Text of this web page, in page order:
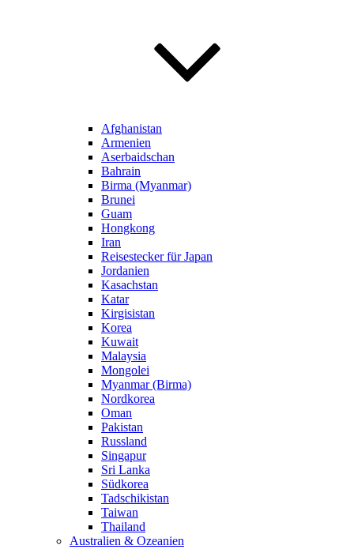
Afghanistan
Armenien
Aserbaidschan
Bahrain
Birma (Myanmar)
Brunei
Guam
Hongkong
Iran
Reisestecker für Japan
Jordanien
Kasachstan
Katar
Kirgisistan
Korea
Kuwait
Malaysia
Mongolei
Myanmar (Birma)
Nordkorea
Oman
Pakistan
Russland
Singapur
Sri Lanka
Südkorea
Tadschikistan
Taiwan
Thailand
Australien & Ozeanien